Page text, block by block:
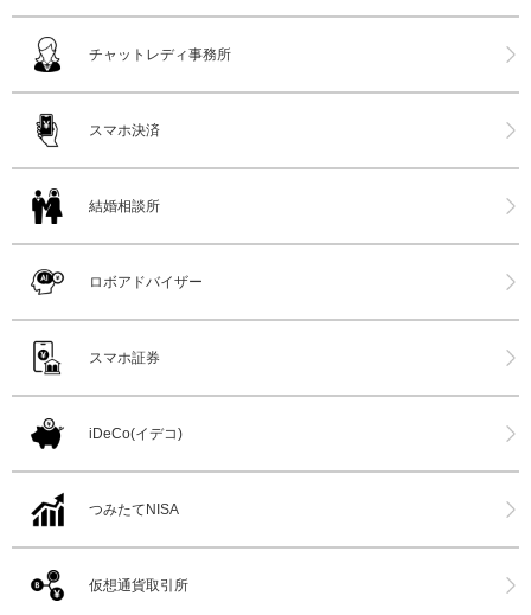
チャットレディ事務所
スマホ決済
結婚相談所
ロボアドバイザー
スマホ証券
iDeCo(イデコ)
つみたてNISA
仮想通貨取引所